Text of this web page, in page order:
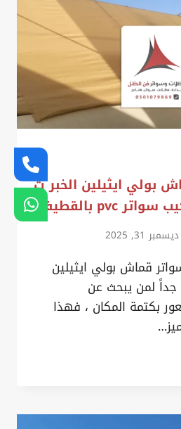
بولي ايثيلين الخبر ت
ديسمبر 31, 2025
قماش بولي ايثيلين
جداً لمن يبحث عن
بكتمة المكان ، فهذا